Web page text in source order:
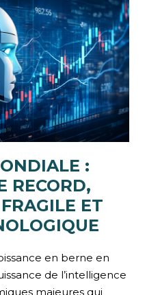
:
RECORD,
ET
en berne en
de l’intelligence
majeures qui